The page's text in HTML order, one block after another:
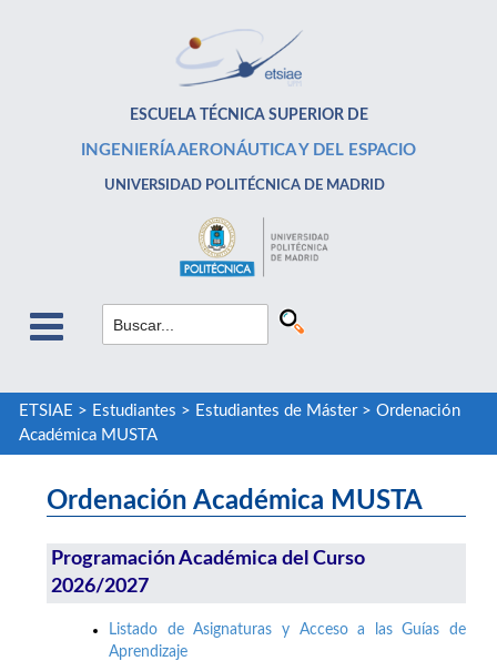
ESCUELA TÉCNICA SUPERIOR DE
INGENIERÍA AERONÁUTICA Y DEL ESPACIO
UNIVERSIDAD POLITÉCNICA DE MADRID
ETSIAE > Estudiantes > Estudiantes de Máster> Ordenación
Académica MUSTA
Ordenación Académica MUSTA
Programación Académica del Curso
2026/2027
Listado de Asignaturas y Acceso a las Guías de
Aprendizaje